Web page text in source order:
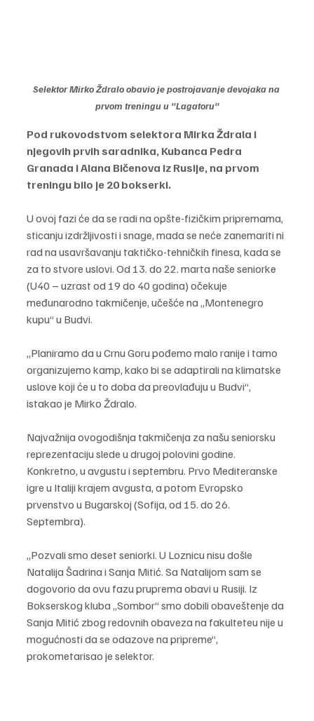
Selektor Mirko Ždralo obavio je postrojavanje devojaka na
prvom treningu u "Lagatoru"
Pod rukovodstvom selektora Mirka Ždrala i
njegovih prvih saradnika, Kubanca Pedra
Granada i Alana Bičenova iz Rusije, na prvom
treningu bilo je 20 bokserki.
U ovoj fazi će da se radi na opšte-fizičkim pripremama,
sticanju izdržljivosti i snage, mada se neće zanemariti ni
rad na usavršavanju taktičko-tehničkih finesa, kada se
za to stvore uslovi. Od 13. do 22. marta naše seniorke
(U40 – uzrast od 19 do 40 godina) očekuje
međunarodno takmičenje, učešće na „Montenegro
kupu“ u Budvi.
„Planiramo da u Crnu Goru pođemo malo ranije i tamo
organizujemo kamp, kako bi se adaptirali na klimatske
uslove koji će u to doba da preovlađuju u Budvi“,
istakao je Mirko Ždralo.
Najvažnija ovogodišnja takmičenja za našu seniorsku
reprezentaciju slede u drugoj polovini godine.
Konkretno, u avgustu i septembru. Prvo Mediteranske
igre u Italiji krajem avgusta, a potom Evropsko
prvenstvo u Bugarskoj (Sofija, od 15. do 26.
Septembra).
„Pozvali smo deset seniorki. U Loznicu nisu došle
Natalija Šadrina i Sanja Mitić. Sa Natalijom sam se
dogovorio da ovu fazu pruprema obavi u Rusiji. Iz
Bokserskog kluba „Sombor“ smo dobili obaveštenje da
Sanja Mitić zbog redovnih obaveza na fakulteteu nije u
mogućnosti da se odazove na pripreme“,
prokometarisao je selektor.